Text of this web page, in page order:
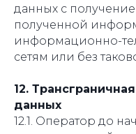
данных с
полученной
информационно-
сетям или без
12.
данных
12.1. Оператор до